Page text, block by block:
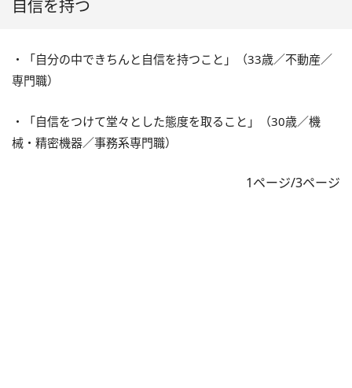
自信を持つ
・「自分の中できちんと自信を持つこと」（33歳／不動産／
専門職）
・「自信をつけて堂々とした態度を取ること」（30歳／機
械・精密機器／事務系専門職）
1ページ/3ページ